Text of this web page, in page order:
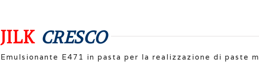
JILK CRESCO
Emulsionante E471 in pasta per la realizzazione di paste